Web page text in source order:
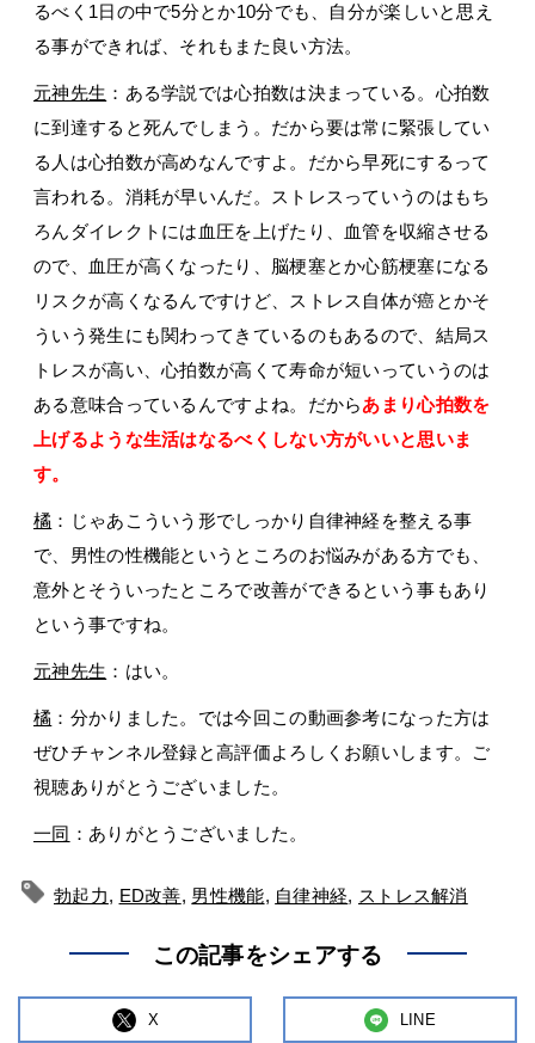
るべく1日の中で5分とか10分でも、自分が楽しいと思え
る事ができれば、それもまた良い方法。
元神先生 ：ある学説では心拍数は決まっている。心拍数
に到達すると死んでしまう。だから要は常に緊張してい
る人は心拍数が高めなんですよ。だから早死にするって
言われる。消耗が早いんだ。ストレスっていうのはもち
ろんダイレクトには血圧を上げたり、血管を収縮させる
ので、血圧が高くなったり、脳梗塞とか心筋梗塞になる
リスクが高くなるんですけど、ストレス自体が癌とかそ
ういう発生にも関わってきているのもあるので、結局ス
トレスが高い、心拍数が高くて寿命が短いっていうのは
ある意味合っているんですよね。だからあまり心拍数を
上げるような生活はなるべくしない方がいいと思いま
す。
橘 ：じゃあこういう形でしっかり自律神経を整える事
で、男性の性機能というところのお悩みがある方でも、
意外とそういったところで改善ができるという事もあり
という事ですね。
元神先生 ：はい。
橘 ：分かりました。では今回この動画参考になった方は
ぜひチャンネル登録と高評価よろしくお願いします。ご
視聴ありがとうございました。
一同 ：ありがとうございました。
勃起力, ED改善, 男性機能, 自律神経, ストレス解消
この記事をシェアする
X LINE